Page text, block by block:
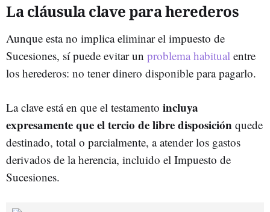
La cláusula clave para herederos
Aunque esta no implica eliminar el impuesto de
Sucesiones, sí puede evitar un problema habitual entre
los herederos: no tener dinero disponible para pagarlo.
La clave está en que el testamento incluya
expresamente que el tercio de libre disposición quede
destinado, total o parcialmente, a atender los gastos
derivados de la herencia, incluido el Impuesto de
Sucesiones.